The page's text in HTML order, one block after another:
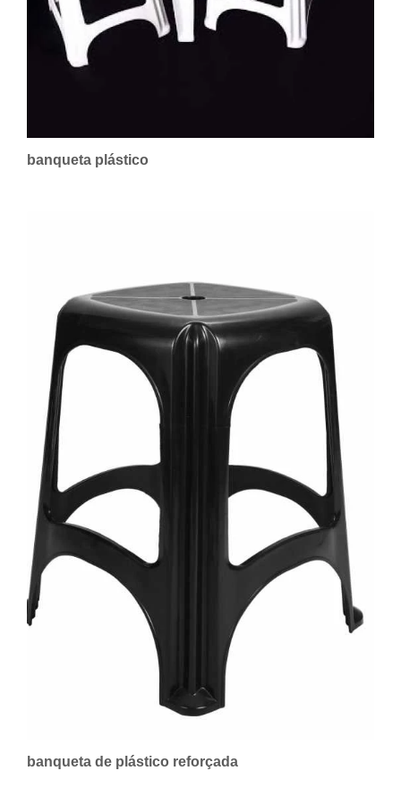
banqueta plástico
banqueta de plástico reforçada